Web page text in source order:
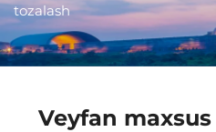
tozalash
Veyfan